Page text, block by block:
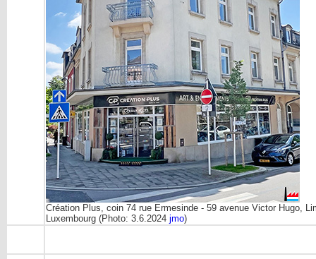
Création Plus, coin 74 rue Ermesinde - 59 avenue Victor Hugo,
Luxembourg (Photo: 3.6.2024 jmo)